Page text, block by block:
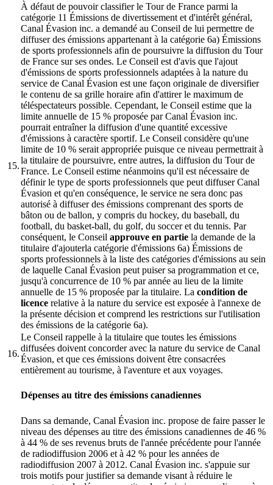
15.
À défaut de pouvoir classifier le Tour de France parmi la
catégorie 11 Émissions de divertissement et d'intérêt général,
Canal Évasion inc. a demandé au Conseil de lui permettre de
diffuser des émissions appartenant à la catégorie 6a) Émissions
de sports professionnels afin de poursuivre la diffusion du Tour
de France sur ses ondes. Le Conseil est d'avis que l'ajout
d'émissions de sports professionnels adaptées à la nature du
service de Canal Évasion est une façon originale de diversifier
le contenu de sa grille horaire afin d'attirer le maximum de
téléspectateurs possible. Cependant, le Conseil estime que la
limite annuelle de 15 % proposée par Canal Évasion inc.
pourrait entraîner la diffusion d'une quantité excessive
d'émissions à caractère sportif. Le Conseil considère qu'une
limite de 10 % serait appropriée puisque ce niveau permettrait à
la titulaire de poursuivre, entre autres, la diffusion du Tour de
France. Le Conseil estime néanmoins qu'il est nécessaire de
définir le type de sports professionnels que peut diffuser Canal
Évasion et qu'en conséquence, le service ne sera donc pas
autorisé à diffuser des émissions comprenant des sports de
bâton ou de ballon, y compris du hockey, du baseball, du
football, du basket-ball, du golf, du soccer et du tennis. Par
conséquent, le Conseil approuve en partie la demande de la
titulaire d'ajouterla catégorie d'émissions 6a) Émissions de
sports professionnels à la liste des catégories d'émissions au sein
de laquelle Canal Évasion peut puiser sa programmation et ce,
jusqu'à concurrence de 10 % par année au lieu de la limite
annuelle de 15 % proposée par la titulaire. La condition de
licence relative à la nature du service est exposée à l'annexe de
la présente décision et comprend les restrictions sur l'utilisation
des émissions de la catégorie 6a).
16.
Le Conseil rappelle à la titulaire que toutes les émissions
diffusées doivent concorder avec la nature du service de Canal
Évasion, et que ces émissions doivent être consacrées
entièrement au tourisme, à l'aventure et aux voyages.
Dépenses au titre des émissions canadiennes
Dans sa demande, Canal Évasion inc. propose de faire passer le
niveau des dépenses au titre des émissions canadiennes de 46 %
à 44 % de ses revenus bruts de l'année précédente pour l'année
de radiodiffusion 2006 et à 42 % pour les années de
radiodiffusion 2007 à 2012. Canal Évasion inc. s'appuie sur
trois motifs pour justifier sa demande visant à réduire le